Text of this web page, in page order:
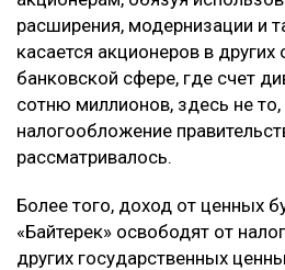
расширения, модернизации и
касается акционеров в других
банковской сфере, где счет
сотню миллионов, здесь не то,
налогообложение
рассматривалось.
Более того, доход от ценных
«Байтерек» освободят от
других государственных